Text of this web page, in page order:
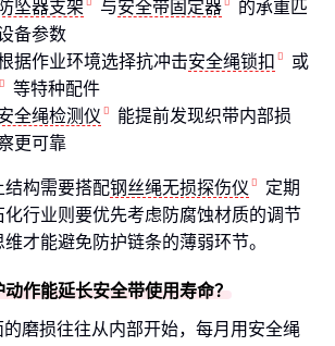
防坠器支架 与安全带固定器
的承重匹
备参数
据作业环境选择抗冲击安全绳锁扣
或
等特种配件
全绳检测仪
能提前发现织带内部损
更可靠
结构需要搭配钢丝绳无损探伤仪
定期
行业则要优先考虑防腐蚀材质的调节
才能避免防护链条的薄弱环节。
作能延长安全带使用寿命？
的磨损往往从内部开始，每月用安全绳